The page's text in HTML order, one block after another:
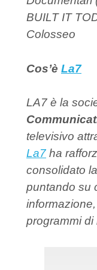
BUILT IT
Colosseo
Cos’è La7
LA7 è la
televisivo
La7 ha
consolidato
puntando su
programmi di